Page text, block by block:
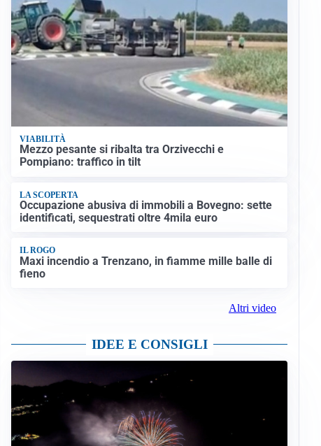
VIABILITÀ
Mezzo pesante si ribalta tra Orzivecchi e
Pompiano: traffico in tilt
LA SCOPERTA
Occupazione abusiva di immobili a Bovegno: sette
identificati, sequestrati oltre 4mila euro
IL ROGO
Maxi incendio a Trenzano, in fiamme mille balle di
fieno
Altri video
IDEE E CONSIGLI